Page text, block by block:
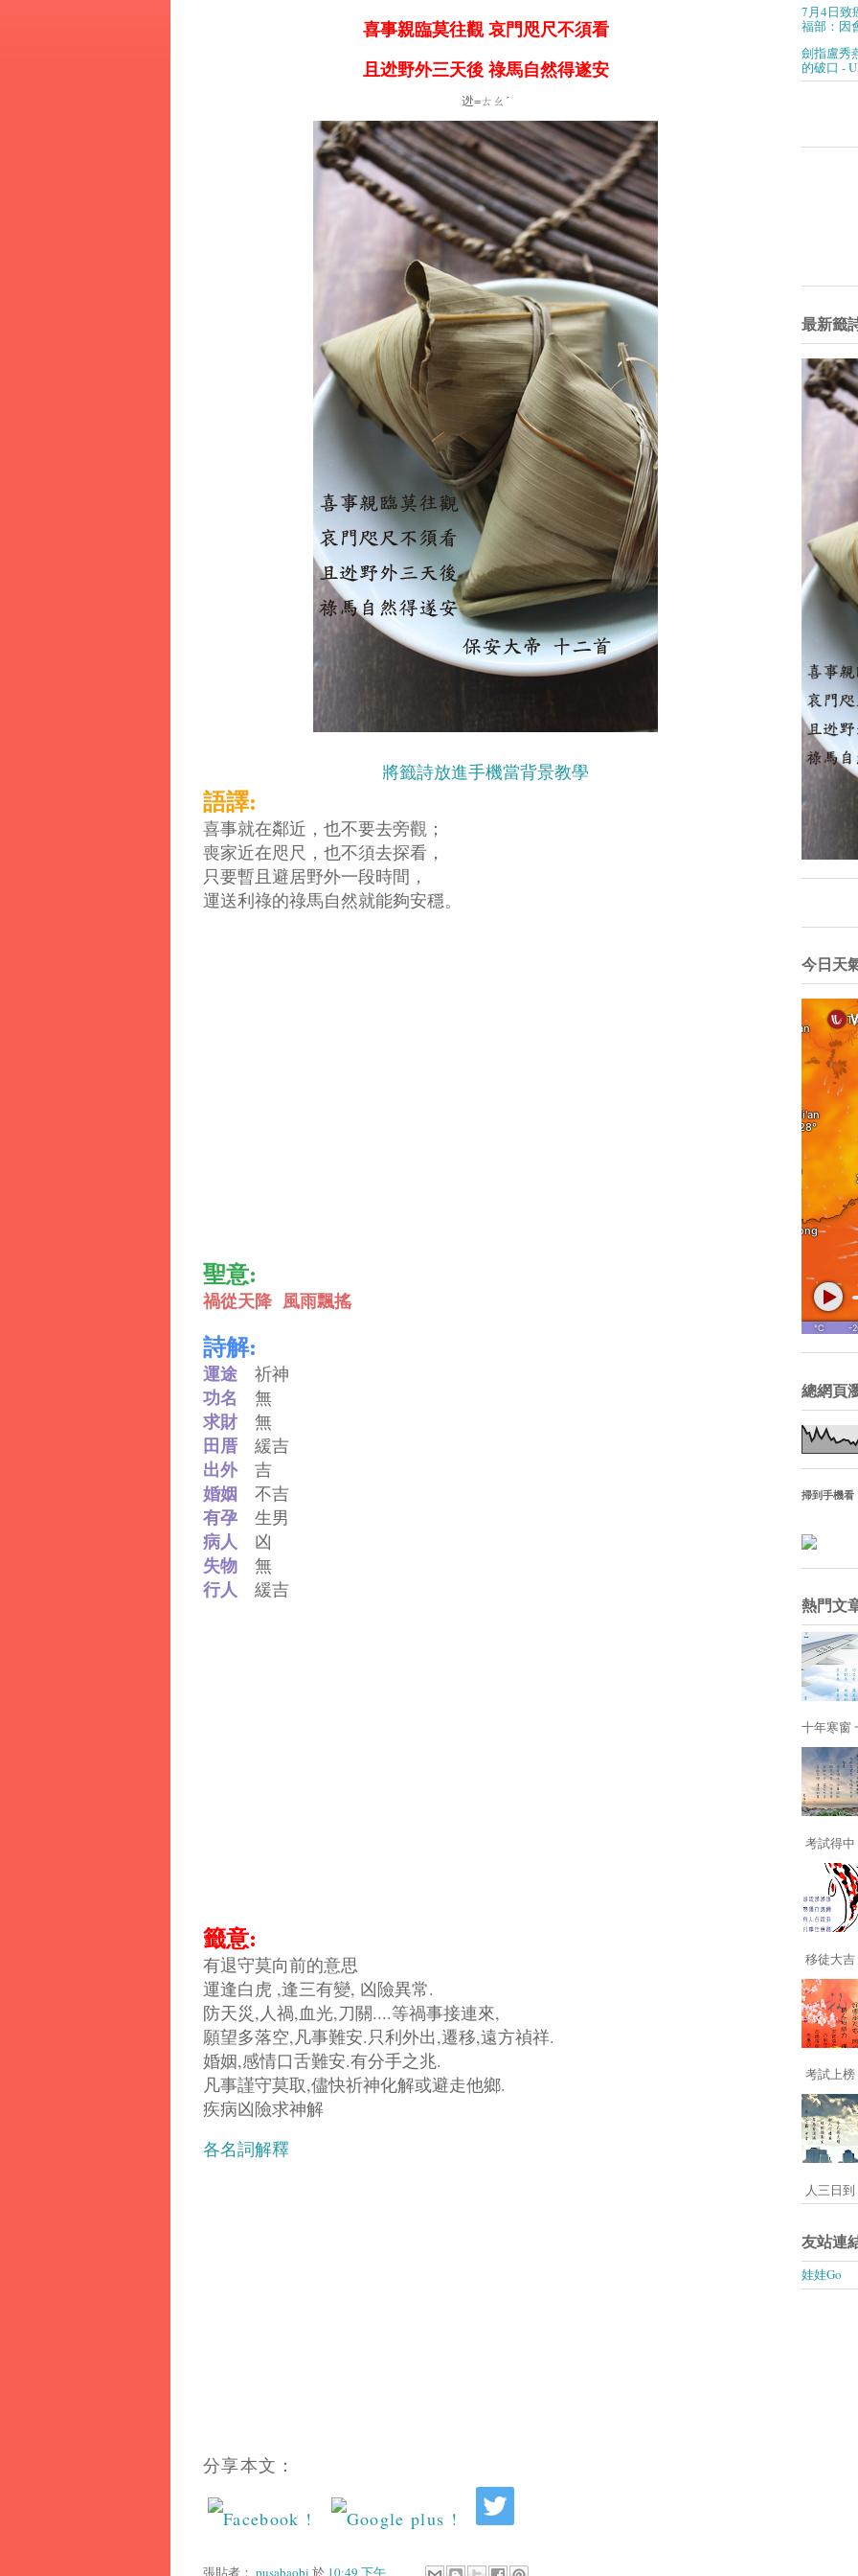
喜事親臨莫往觀 哀門咫尺不須看
且迯野外三天後 祿馬自然得遂安
迯=ㄊㄠˊ
將籤詩放進手機當背景教學
語譯:
喜事就在鄰近，也不要去旁觀；
喪家近在咫尺，也不須去探看，
只要暫且避居野外一段時間，
運送利祿的祿馬自然就能夠安穩。
聖意:
禍從天降 風雨飄搖
詩解:
運途 祈神
功名 無
求財無
田厝 緩吉
出外吉
婚姻 不吉
有孕 生男
病人 凶
失物 無
行人 緩吉
籤意:
有退守莫向前的意思
運逢白虎 ,逢三有變, 凶險異常.
防天災,人禍,血光,刀關....等禍事接連來,
願望多落空,凡事難安.只利外出,遷移,遠方禎祥.
婚姻,感情口舌難安.有分手之兆.
凡事謹守莫取,儘快祈神化解或避走他鄉.
疾病凶險求神解
各名詞解釋
分享本文：
張貼者： pusabaobi 於 10:49 下午
7月4日致
福部：因
劍指盧秀
的破口 -
最新籤
今日天
總網頁
掃到手機看
熱門文
十年寒窗
考試得
移徒大
考試上
人三日
友站連
娃娃Go